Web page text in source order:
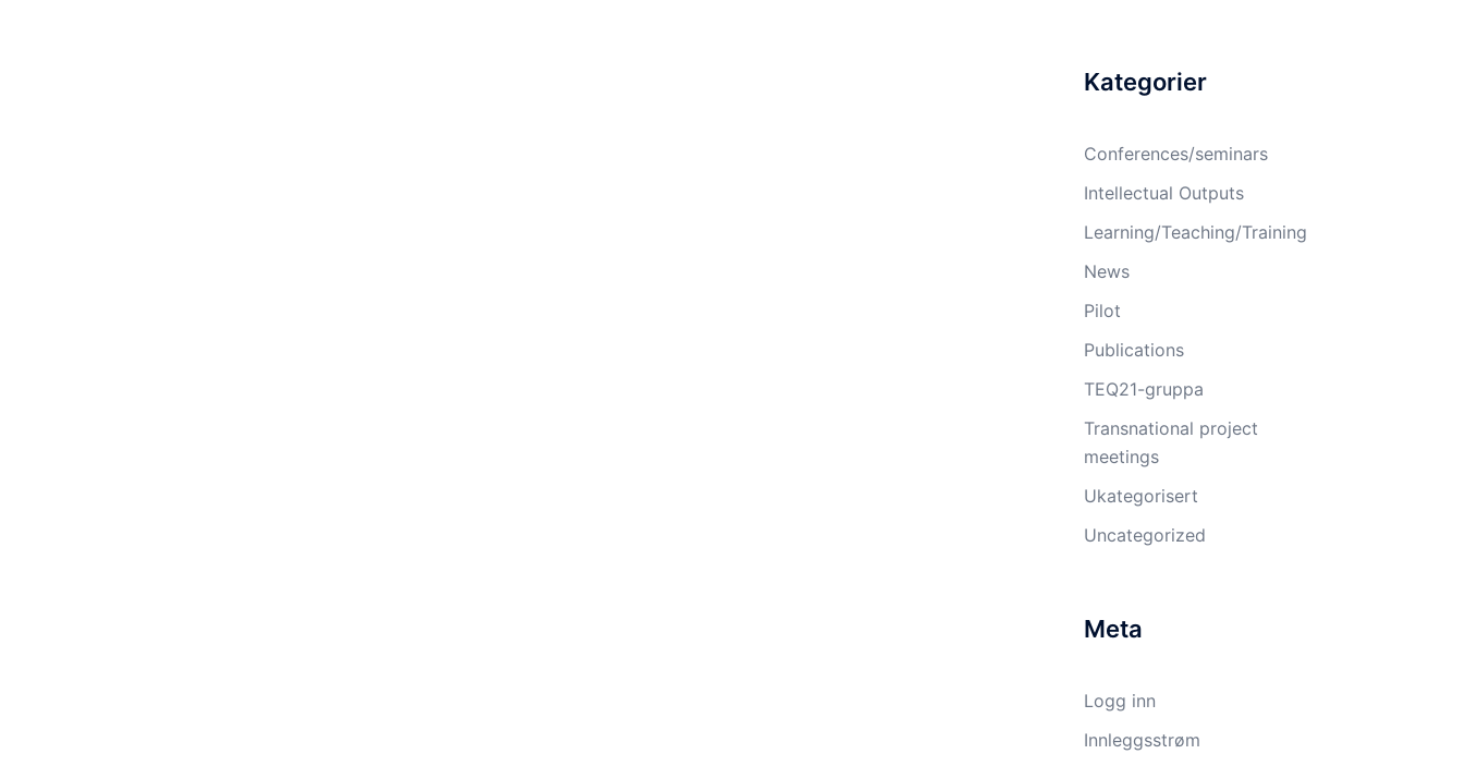
Kategorier
Conferences/seminars
Intellectual Outputs
Learning/Teaching/Training
News
Pilot
Publications
TEQ21-gruppa
Transnational project
meetings
Ukategorisert
Uncategorized
Meta
Logg inn
Innleggsstrøm